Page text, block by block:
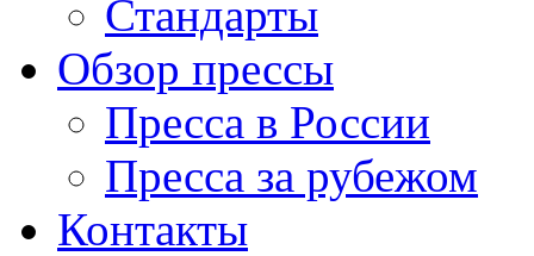
Стандарты
Обзор прессы
Пресса в России
Пресса за рубежом
Контакты